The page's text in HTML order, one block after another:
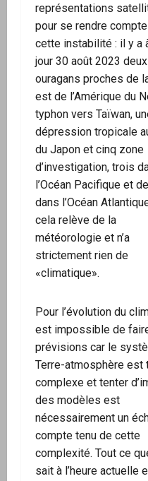
représentations
pour se rendre
cette instabilité : il y a
jour 30 août 2023 deux
ouragans proches de
est de l’Amérique du
typhon vers Taïwan,
dépression tropicale
du Japon et cinq zone
d’investigation, trois
l’Océan Pacifique et
dans l’Océan
cela relève de la
météorologie et n’a
strictement rien de
«climatique».
Pour l’évolution du
est impossible de
prévisions car le
Terre-atmosphère est
complexe et tenter
des modèles est
nécessairement un
compte tenu de cette
complexité. Tout ce
sait à l’heure actuelle